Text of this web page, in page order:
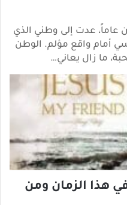
عدت إلى وطني الذي
أمام واقع مؤلم. الوطن
ما زال يعاني…
هذا الزمان ومن